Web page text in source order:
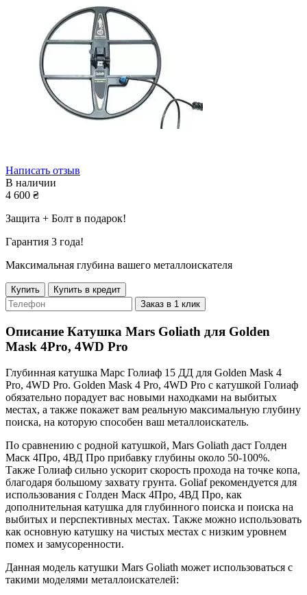
Написать отзыв
В наличии
4 600 ₴
Защита + Болт в подарок!
Гарантия 3 года!
Максимальная глубина вашего металлоискателя
Купить
Купить в кредит
Заказ в 1 клик
Описание Катушка Mars Goliath для Golden
Mask 4Pro, 4WD Pro
Глубинная катушка Марс Голиаф 15 ДД для Golden Mask 4
Pro, 4WD Pro. Golden Mask 4 Pro, 4WD Pro с катушкой Голиаф
обязательно порадует вас новыми находками на выбитых
местах, а также покажет вам реальную максимальную глубину
поиска, на которую способен ваш металлоискатель.
По сравнению с родной катушкой, Mars Goliath даст Голден
Маск 4Про, 4ВД Про прибавку глубины около 50-100%.
Также Голиаф сильно ускорит скорость прохода на точке копа,
благодаря большому захвату грунта. Goliaf рекомендуется для
использования с Голден Маск 4Про, 4ВД Про, как
дополнительная катушка для глубинного поиска и поиска на
выбитых и перспективных местах. Также можно использовать
как основную катушку на чистых местах с низким уровнем
помех и замусоренности.
Данная модель катушки Mars Goliath может использоваться с
такими моделями металлоискателей: